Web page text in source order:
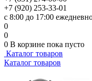
+7 (920) 253-33-01
с 8:00 до 17:00
0
0
0 В корзине пока пусто
Каталог товаров
Каталог товаров